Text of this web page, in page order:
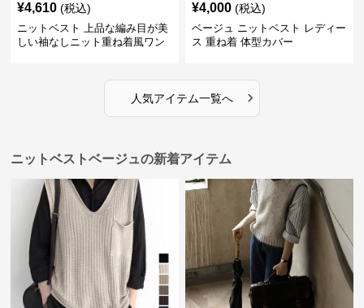
¥4,610 (税込)
ニットベスト 上品な編み目が美
しい袖なしニット重ね着風ワン
¥4,000 (税込)
ベージュ ニットベスト レディー
ス 重ね着 体型カバー
人気アイテム一覧へ ›
ニットベストベージュの新着アイテム